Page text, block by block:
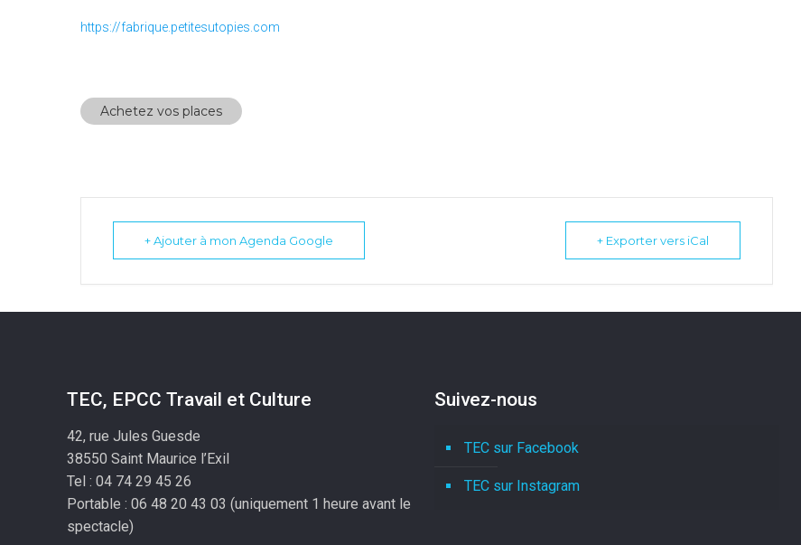
https://fabrique.petitesutopies.com
Achetez vos places
+ Ajouter à mon Agenda Google + Exporter vers iCal
TEC, EPCC Travail et Culture
42, rue Jules Guesde
38550 Saint Maurice l’Exil
Tel : 04 74 29 45 26
Portable : 06 48 20 43 03 (uniquement 1 heure avant le
spectacle)
Suivez-nous
TEC sur Facebook
TEC sur Instagram